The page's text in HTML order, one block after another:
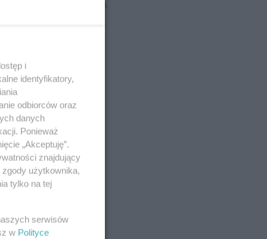
REKLAMA
i
identyfikatory,
odbiorców oraz
danych
Ponieważ
„Akceptuję”.
znajdujący
użytkownika,
tylko na tej
serwisów
w Polityce